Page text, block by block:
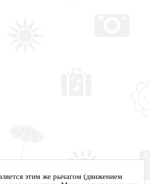
этим же рычагом (движением